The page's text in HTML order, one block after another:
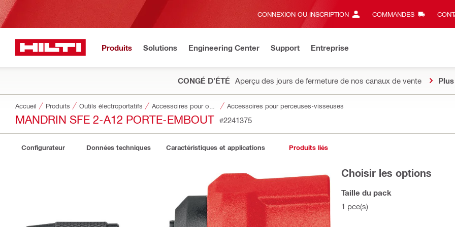
CONNEXION OU INSCRIPTION COMMANDES
Produits Solutions Engineering Center Support Entreprise
CONGÉ D'ÉTÉ Aperçu des jours de fermeture de nos canaux de vente
Accueil Produits Outils électroportatifs Accessoires pour perceuses-visseuses
MANDRIN SFE 2-A12 PORTE-EMBOUT #2241375
Configurateur Données techniques Caractéristiques et applications Produits liés
Choisir les options
Taille du pack
1 pce(s)